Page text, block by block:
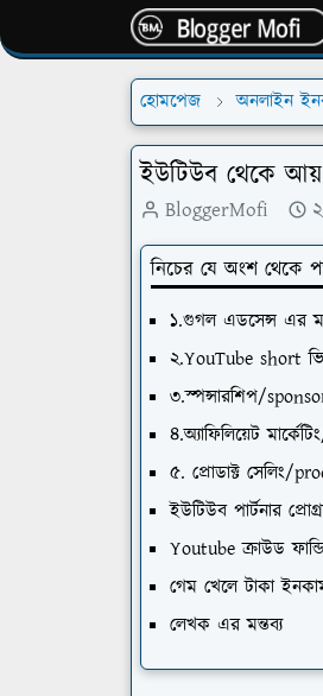
হোমপেজ অনলাইন
ইউটিউব থেকে আয়
BloggerMofi
নিচের যে অংশ থেকে
১.গুগল এডসেন্স এর
২.YouTube short
৩.স্পন্সারশিপ/
৪.অ্যাফিলিয়েট
৫. প্রোডাক্ট সেলিং/
ইউটিউব পার্টনার
Youtube ক্রাউড
গেম খেলে টাকা
লেখক এর মন্তব্য